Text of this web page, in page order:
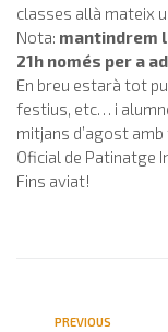
classes allà mateix
Nota: mantindrem
21h només per a
En breu estarà tot
festius, etc… i
mitjans d’agost
Oficial de Patinatge
Fins aviat!
PREVIOUS